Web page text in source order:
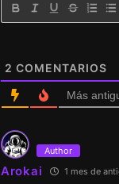
2 COMENTARIOS
Más
Author
Arokai 1 mes de